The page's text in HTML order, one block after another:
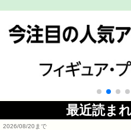
最近読ま
2026/08/20まで